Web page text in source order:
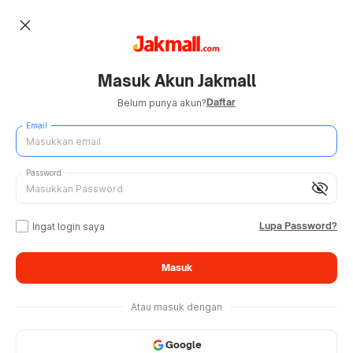
close
Masuk Akun Jakmall
Belum punya akun?Daftar
Email
visibility_off
Password
Ingat login saya Lupa Password?
Masuk
Atau masuk dengan
Google